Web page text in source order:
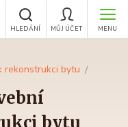
MENU
MŮJ ÚČET
HLEDÁNÍ
rekonstrukci bytu
bytu